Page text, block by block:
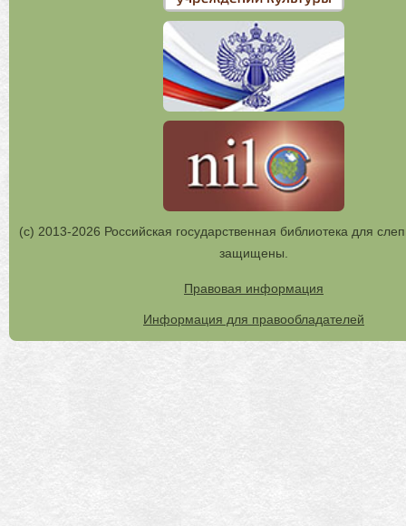
(с) 2013-2026 Российская государственная библиотека для
защищены.
Правовая информация
Информация для правообладателей